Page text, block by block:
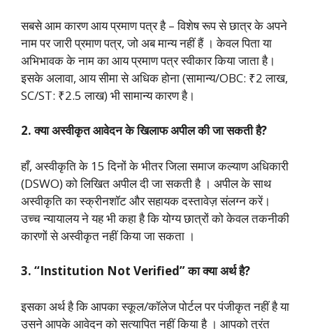
सबसे आम कारण आय प्रमाण पत्र है – विशेष रूप से छात्र के अपने
नाम पर जारी प्रमाण पत्र, जो अब मान्य नहीं हैं । केवल पिता या
अभिभावक के नाम का आय प्रमाण पत्र स्वीकार किया जाता है।
इसके अलावा, आय सीमा से अधिक होना (सामान्य/OBC: ₹2 लाख,
SC/ST: ₹2.5 लाख) भी सामान्य कारण है।
2. क्या अस्वीकृत आवेदन के खिलाफ अपील की जा सकती है?
हाँ, अस्वीकृति के 15 दिनों के भीतर जिला समाज कल्याण अधिकारी
(DSWO) को लिखित अपील दी जा सकती है । अपील के साथ
अस्वीकृति का स्क्रीनशॉट और सहायक दस्तावेज़ संलग्न करें।
उच्च न्यायालय ने यह भी कहा है कि योग्य छात्रों को केवल तकनीकी
कारणों से अस्वीकृत नहीं किया जा सकता ।
3. “Institution Not Verified” का क्या अर्थ है?
इसका अर्थ है कि आपका स्कूल/कॉलेज पोर्टल पर पंजीकृत नहीं है या
उसने आपके आवेदन को सत्यापित नहीं किया है । आपको तुरंत